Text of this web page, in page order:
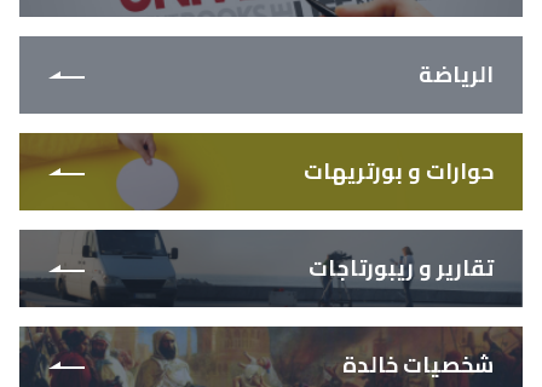
الرياضة
حوارات و بورتريهات
تقارير و ريبورتاجات
شخصيات خالدة